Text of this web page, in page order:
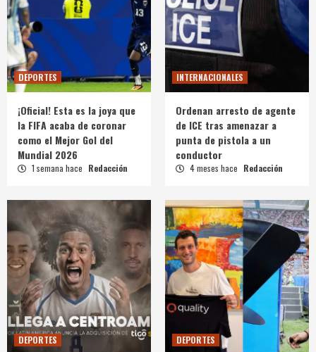
DEPORTES
¡Oficial! Esta es la joya que
la FIFA acaba de coronar
como el Mejor Gol del
Mundial 2026
1 semana hace Redacción
INTERNACIONALES
Ordenan arresto de agente
de ICE tras amenazar a
punta de pistola a un
conductor
4 meses hace Redacción
DEPORTES DEPORTES